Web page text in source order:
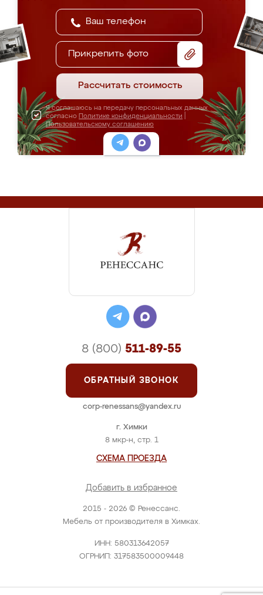
Прикрепить фото
Рассчитать стоимость
Я соглашаюсь на передачу персональных данных
согласно Политике конфиденциальности
Пользовательскому соглашению
2015 - 2026 © Ренессанс.
Мебель от производителя в Химках.
ИНН: 580313642057
ОГРНИП: 317583500009448
г. Химки
8 мкр-н, стр. 1
СХЕМА ПРОЕЗДА
Добавить в избранное
8 (800) 511-89-55
ОБРАТНЫЙ ЗВОНОК
corp-renessans@yandex.ru